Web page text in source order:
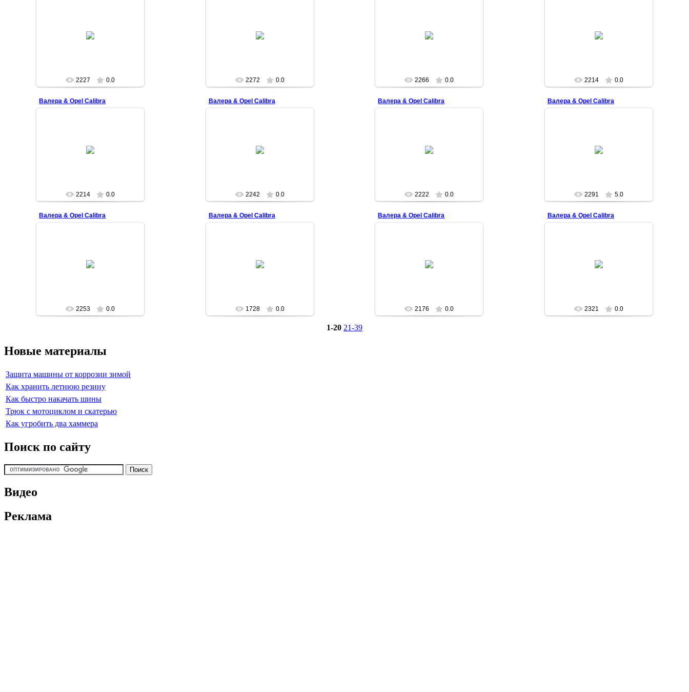
2227 0.0 2272 0.0 2266 0.0 2214 0.0
Валера & Opel Calibra
2214 0.0
Валера & Opel Calibra
2242 0.0
Валера & Opel Calibra
2222 0.0
Валера & Opel Calibra
2291 5.0
Валера & Opel Calibra
2253 0.0
Валера & Opel Calibra
1728 0.0
Валера & Opel Calibra
2176 0.0
Валера & Opel Calibra
2321 0.0
1-20 21-39
Новые материалы
Защита машины от коррозии зимой
Как хранить летнюю резину
Как быстро накачать шины
Трюк с мотоциклом и скатерью
Как угробить два хаммера
Поиск по сайту
Видео
Реклама